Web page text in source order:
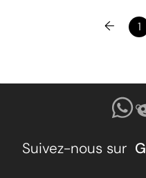
← 1
Suivez-nous sur G